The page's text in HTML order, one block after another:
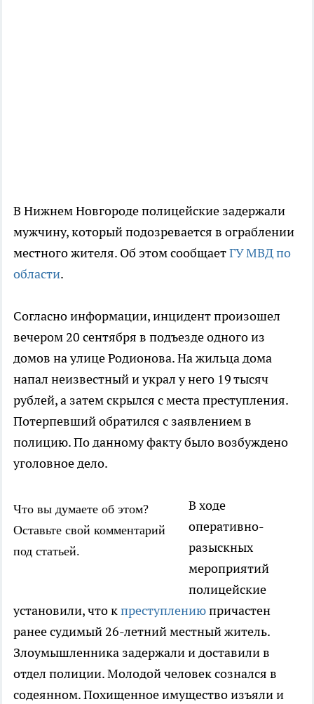
В Нижнем Новгороде полицейские задержали
мужчину, который подозревается в ограблении
местного жителя. Об этом сообщаетГУ МВД по
области.
Согласно информации, инцидент произошел
вечером 20 сентября в подъезде одного из
домов на улице Родионова. На жильца дома
напал неизвестный и украл у него 19 тысяч
рублей, а затем скрылся с места преступления.
Потерпевший обратился с заявлением в
полицию. По данному факту было возбуждено
уголовное дело.
Что вы думаете об этом?
Оставьте свой комментарий
под статьей.
В ходе
оперативно-
разыскных
мероприятий
полицейские
установили, что кпреступлениюпричастен
ранее судимый 26-летний местный житель.
Злоумышленника задержали и доставили в
отдел полиции. Молодой человек сознался в
содеянном. Похищенное имущество изъяли и